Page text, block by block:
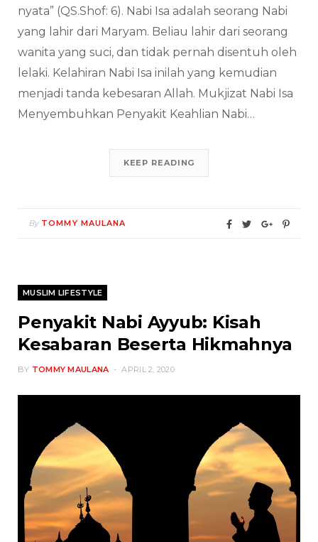
nyata” (QS.Shof: 6). Nabi Isa adalah seorang Nabi
yang lahir dari Maryam. Beliau lahir dari seorang
wanita yang suci, dan tidak pernah disentuh oleh
lelaki. Kelahiran Nabi Isa inilah yang kemudian
menjadi tanda kebesaran Allah. Mukjizat Nabi Isa
Menyembuhkan Penyakit Keahlian Nabi…
KEEP READING
By TOMMY MAULANA
MUSLIM LIFESTYLE
Penyakit Nabi Ayyub: Kisah
Kesabaran Beserta Hikmahnya
BY TOMMY MAULANA APRIL 2, 2020